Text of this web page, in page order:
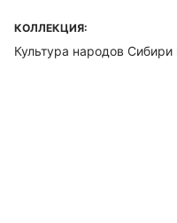
КОЛЛЕКЦИЯ:
Культура народов